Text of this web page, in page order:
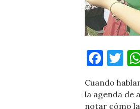
Cuando
la agenda de
notar cómo